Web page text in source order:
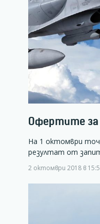
Офертите за
На 1 октомври
резултат от
2 октомври 2018 в